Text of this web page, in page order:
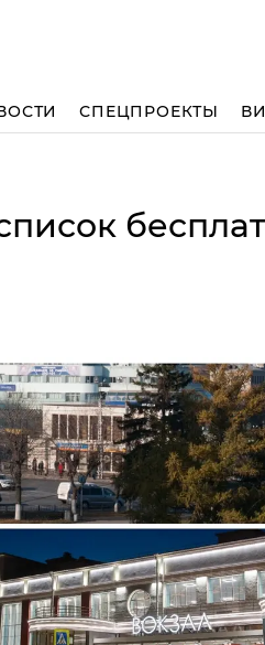
СПЕЦПРОЕКТЫ